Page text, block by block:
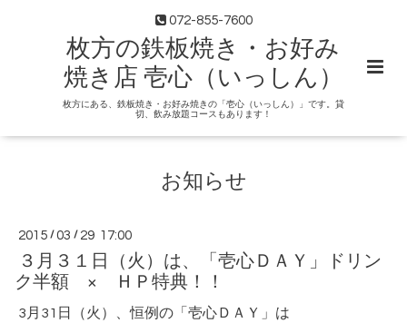
072-855-7600
枚方の鉄板焼き・お好み
焼き店 壱心（いっしん）
枚方にある、鉄板焼き・お好み焼きの「壱心（いっしん）」です。貸
切、飲み放題コースもあります！
お知らせ
2015 /03 / 29 17:00
３月３１日（火）は、「壱心ＤＡＹ」ドリン
ク半額 × ＨＰ特典！！
3月31日（火）、恒例の「壱心ＤＡＹ」は